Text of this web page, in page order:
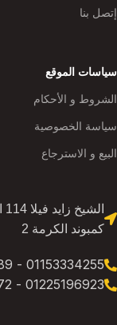
إتصل بنا
سياسات الموقع
الشروط و الأحكام
سياسة الخصوصية
البيع و الاسترجاع
كمبوند الكرمة 2
01153334255 - 01276733389
01225196923 - 01116674672